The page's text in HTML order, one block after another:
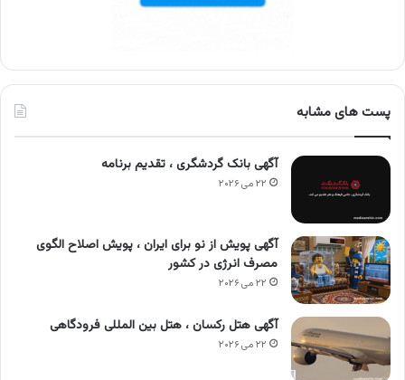
پست های مشابه
آگهی بانک گردشگری ، تقدیم برنامه
۲۲ می ۲۰۲۶
آگهی پویش از نو برای ایران ، پویش اصلاح الگوی
مصرف انرژی در کشور
۲۲ می ۲۰۲۶
آگهی هتل رکسان ، هتل بین المللی فرودگاهی
۲۲ می ۲۰۲۶